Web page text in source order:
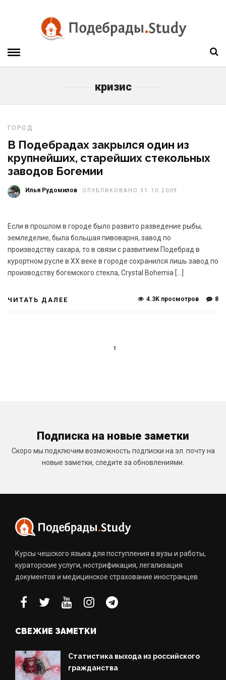
кризис
ГОРОД
В Подебрадах закрылся один из
крупнейших, старейших стекольных
заводов Богемии
Илья Рудомилов ОПУБЛИКОВАНО 31.10.2009
Если в прошлом в городе было развито разведение рыбы,
земледелие, была большая пивоварня, завод по
производству сахара, то в связи с развитием Подебрад в
курортном русле в XX веке в городе сохранился лишь завод по
производству богемского стекла, Crystal Bohemia […]
ЧИТАТЬ ДАЛЕЕ 8
4.3K просмотров
1
Подписка на новые заметки
Скоро мы подключим возможность подписки на эл. почту на
новые заметки, следите за обновлениями.
Курсы чешского языка для поступления в вузы и работы,
кураторские услуги, нострификация, легализация
документов и медицинское страхование иностранцев.
СВЕЖИЕ ЗАМЕТКИ
Статистика выхода из российского
гражданства